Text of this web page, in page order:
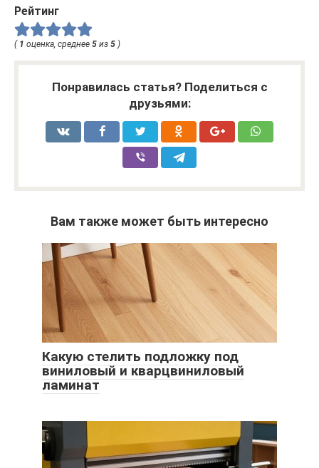
Рейтинг
( 1 оценка, среднее 5 из 5 )
Понравилась статья? Поделиться с
друзьями:
Вам также может быть интересно
Какую стелить подложку под
виниловый и кварцвиниловый
ламинат